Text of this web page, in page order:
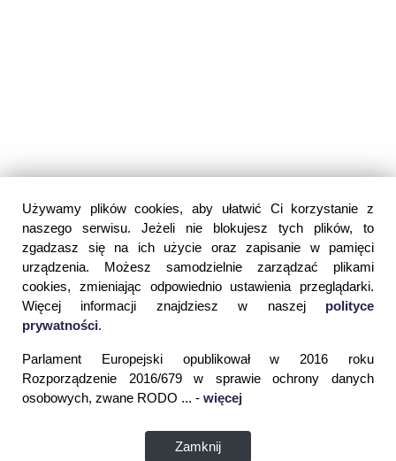
Używamy plików cookies, aby ułatwić Ci korzystanie z
naszego serwisu. Jeżeli nie blokujesz tych plików, to
zgadzasz się na ich użycie oraz zapisanie w pamięci
urządzenia. Możesz samodzielnie zarządzać plikami
cookies, zmieniając odpowiednio ustawienia przeglądarki.
Więcej informacji znajdziesz w naszej polityce
prywatności.
Parlament Europejski opublikował w 2016 roku
Rozporządzenie 2016/679 w sprawie ochrony danych
osobowych, zwane RODO ... - więcej
Zamknij